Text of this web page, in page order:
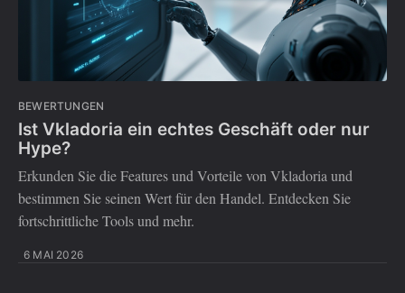
BEWERTUNGEN
Ist Vkladoria ein echtes Geschäft oder nur
Hype?
Erkunden Sie die Features und Vorteile von Vkladoria und
bestimmen Sie seinen Wert für den Handel. Entdecken Sie
fortschrittliche Tools und mehr.
6 MAI 2026